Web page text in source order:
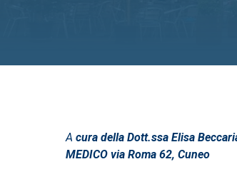
A cura della Dott.ssa Elisa
MEDICO via Roma 62, Cuneo